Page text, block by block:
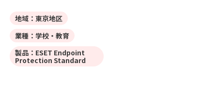
地域：東京地区
業種：学校・教育
製品：ESET Endpoint
Protection Standard